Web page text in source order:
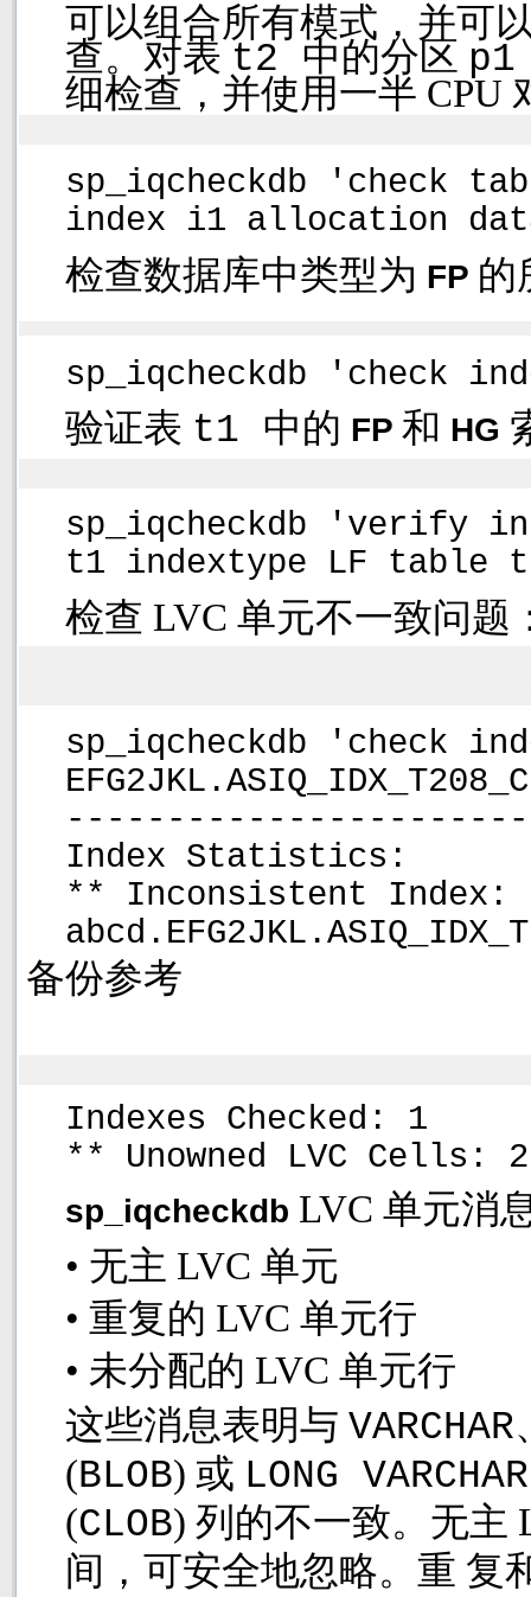
可以组合所有模式，并可
查。对表 t2 中的分区
细检查，并使用一半 CPU
sp_iqcheckdb 'check
index i1 allocation
检查数据库中类型为 FP 的
sp_iqcheckdb 'check
验证表 t1 中的 FP 和 HG
sp_iqcheckdb 'verify
t1 indextype LF table
检查 LVC 单元不一致问题
sp_iqcheckdb 'check
Index Statistics:
** Inconsistent Index:
备份参考
Indexes Checked: 1
** Unowned LVC Cells:
sp_iqcheckdb LVC 单元消
• 无主 LVC 单元
• 重复的 LVC 单元行
• 未分配的 LVC 单元行
这些消息表明与 VARCHAR
(BLOB) 或 LONG VARCHAR
(CLOB) 列的不一致。无主
间，可安全地忽略。重 复